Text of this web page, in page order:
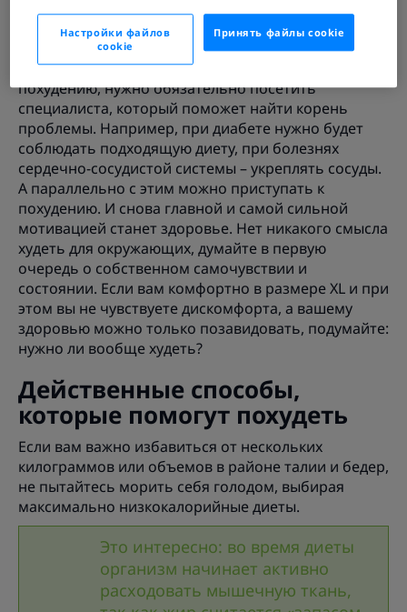
никакого смысла: вес быстро вернется, а без
должного лечения заболевание может
обостриться. Поэтому перед тем, как приступать к
похудению, нужно обязательно посетить
специалиста, который поможет найти корень
проблемы. Например, при диабете нужно будет
соблюдать подходящую диету, при болезнях
сердечно-сосудистой системы – укреплять сосуды.
А параллельно с этим можно приступать к
похудению. И снова главной и самой сильной
мотивацией станет здоровье. Нет никакого смысла
худеть для окружающих, думайте в первую
очередь о собственном самочувствии и
состоянии. Если вам комфортно в размере XL и при
этом вы не чувствуете дискомфорта, а вашему
здоровью можно только позавидовать, подумайте:
нужно ли вообще худеть?
Действенные способы,
которые помогут похудеть
Если вам важно избавиться от нескольких
килограммов или объемов в районе талии и бедер,
не пытайтесь морить себя голодом, выбирая
максимально низкокалорийные диеты.
Это интересно: во время диеты
организм начинает активно
расходовать мышечную ткань,
Принять файлы cookie
Настройки файлов
cookie